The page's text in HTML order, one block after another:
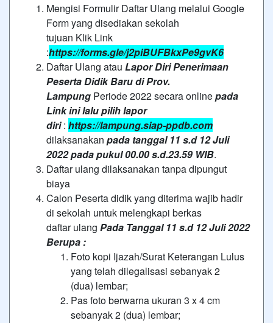
Mengisi Formulir Daftar Ulang melalui Google
Form yang disediakan sekolah
tujuan Klik Link
:https://forms.gle/j2piBUFBkxPe9gvK6
Daftar Ulang atau Lapor Diri Penerimaan
Peserta Didik Baru di Prov.
Lampung Periode 2022 secara onlinepada
Link ini lalu pilih lapor
diri: https://lampung.siap-ppdb.com
dilaksanakan pada tanggal 11 s.d 12 Juli
2022 pada pukul 00.00 s.d.23.59 WIB.
Daftar ulang dilaksanakan tanpa dipungut
biaya
Calon Peserta didik yang diterima wajib hadir
di sekolah untuk melengkapi berkas
daftar ulang Pada Tanggal 11 s.d 12 Juli 2022
Berupa :
Foto kopi Ijazah/Surat Keterangan Lulus
yang telah dilegalisasi sebanyak 2
(dua) lembar;
Pas foto berwarna ukuran 3 x 4 cm
sebanyak 2 (dua) lembar;